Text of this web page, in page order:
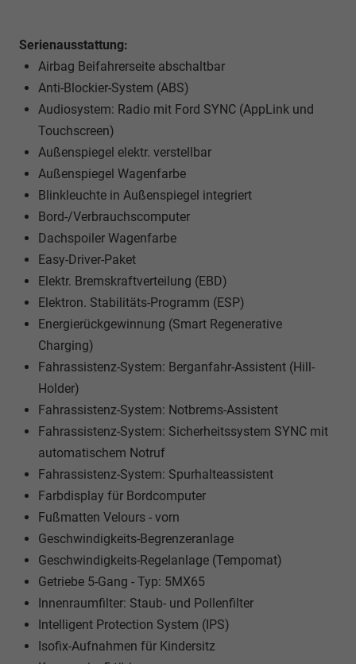
Serienausstattung:
Airbag Beifahrerseite abschaltbar
Anti-Blockier-System (ABS)
Audiosystem: Radio mit Ford SYNC (AppLink und
Touchscreen)
Außenspiegel elektr. verstellbar
Außenspiegel Wagenfarbe
Blinkleuchte in Außenspiegel integriert
Bord-/Verbrauchscomputer
Dachspoiler Wagenfarbe
Easy-Driver-Paket
Elektr. Bremskraftverteilung (EBD)
Elektron. Stabilitäts-Programm (ESP)
Energierückgewinnung (Smart Regenerative
Charging)
Fahrassistenz-System: Berganfahr-Assistent (Hill-
Holder)
Fahrassistenz-System: Notbrems-Assistent
Fahrassistenz-System: Sicherheitssystem SYNC mit
automatischem Notruf
Fahrassistenz-System: Spurhalteassistent
Farbdisplay für Bordcomputer
Fußmatten Velours - vorn
Geschwindigkeits-Begrenzeranlage
Geschwindigkeits-Regelanlage (Tempomat)
Getriebe 5-Gang - Typ: 5MX65
Innenraumfilter: Staub- und Pollenfilter
Intelligent Protection System (IPS)
Isofix-Aufnahmen für Kindersitz